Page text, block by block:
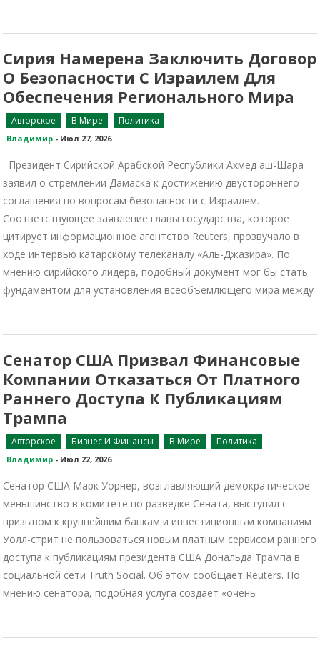
Сирия Намерена Заключить Договор
О Безопасности С Израилем Для
Обеспечения Регионального Мира
Авторское В Мире Политика
Владимир - Июл 27, 2026
Президент Сирийской Арабской Республики Ахмед аш-Шара
заявил о стремлении Дамаска к достижению двустороннего
соглашения по вопросам безопасности с Израилем.
Соответствующее заявление главы государства, которое
цитирует информационное агентство Reuters, прозвучало в
ходе интервью катарскому телеканалу «Аль-Джазира». По
мнению сирийского лидера, подобный документ мог бы стать
фундаментом для установления всеобъемлющего мира между
Сенатор США Призвал Финансовые
Компании Отказаться От Платного
Раннего Доступа К Публикациям
Трампа
Авторское Бизнес И Финансы В Мире Политика
Владимир - Июл 22, 2026
Сенатор США Марк Уорнер, возглавляющий демократическое
меньшинство в комитете по разведке Сената, выступил с
призывом к крупнейшим банкам и инвестиционным компаниям
Уолл-стрит не пользоваться новым платным сервисом раннего
доступа к публикациям президента США Дональда Трампа в
социальной сети Truth Social. Об этом сообщает Reuters. По
мнению сенатора, подобная услуга создает «очень